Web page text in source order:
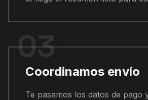
03
Coordinamos envío
Te pasamos los datos de pago